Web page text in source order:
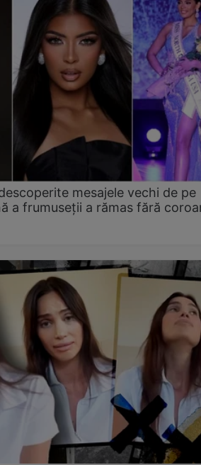
mesajele vechi de pe
a frumuseții a rămas fără